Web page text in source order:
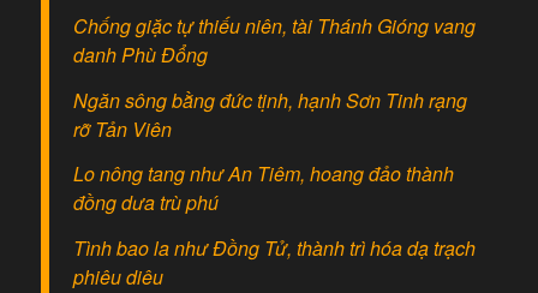
Chống giặc tự thiếu niên, tài Thánh Gióng vang
danh Phù Đổng
Ngăn sông bằng đức tịnh, hạnh Sơn Tinh rạng
rỡ Tản Viên
Lo nông tang như An Tiêm, hoang đảo thành
đồng dưa trù phú
Tình bao la như Đồng Tử, thành trì hóa dạ trạch
phiêu diêu